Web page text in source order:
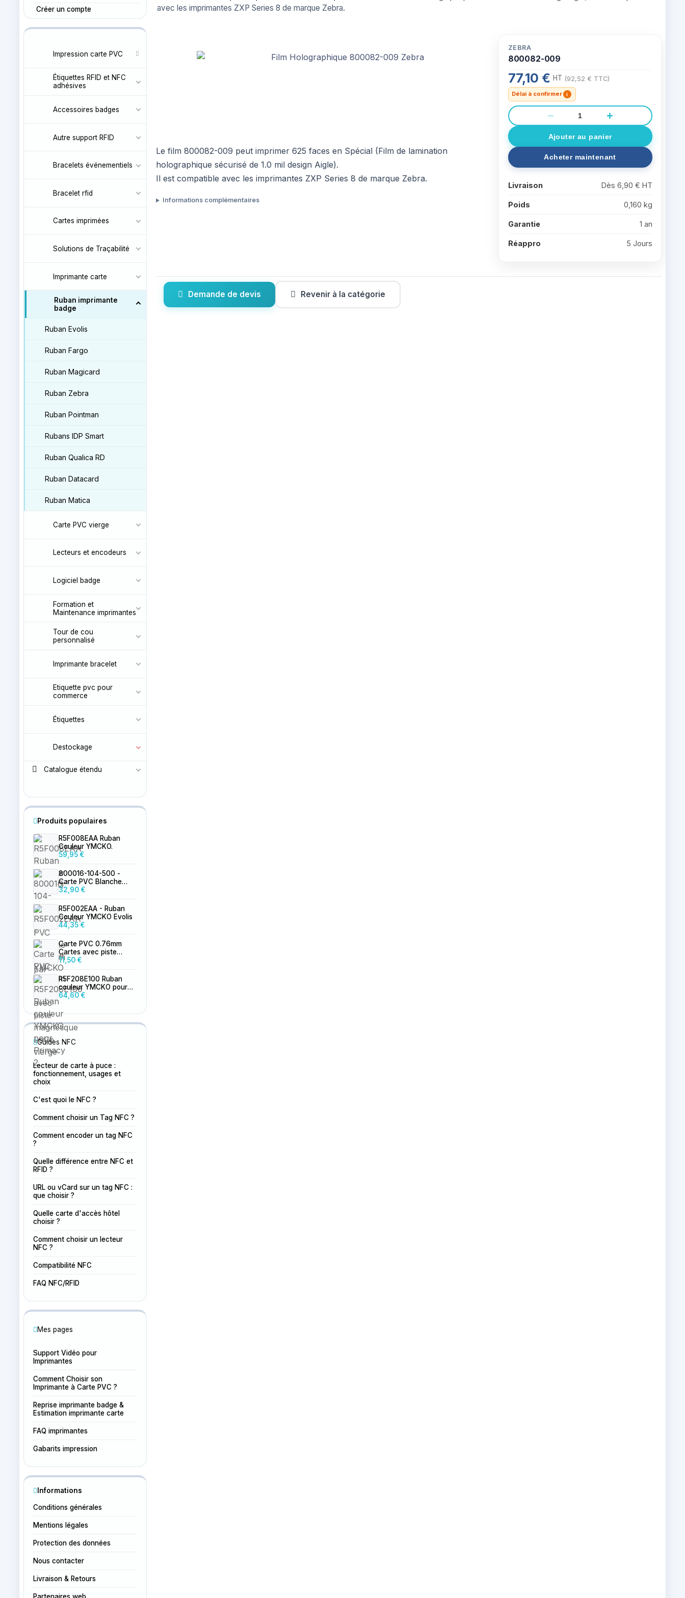
Créer un compte
Impression carte PVC
Étiquettes RFID et NFC
adhésives
Accessoires badges
Autre support RFID
Bracelets événementiels
Bracelet rfid
Cartes imprimées
Solutions de Traçabilité
Imprimante carte
Ruban imprimante
badge
Ruban Evolis
Ruban Fargo
Ruban Magicard
Ruban Zebra
Ruban Pointman
Rubans IDP Smart
Ruban Qualica RD
Ruban Datacard
Ruban Matica
Carte PVC vierge
Lecteurs et encodeurs
Logiciel badge
Formation et
Maintenance imprimantes
Tour de cou
personnalisé
Imprimante bracelet
Etiquette pvc pour
commerce
Étiquettes
Destockage
Catalogue étendu
Produits populaires
R5F008EAA Ruban
Couleur YMCKO.
59,95 €
800016-104-500 -
Carte PVC Blanche
0.76mm par 500
32,90 €
R5F002EAA - Ruban
Couleur YMCKO Evolis
44,35 €
Carte PVC 0.76mm
Cartes avec piste
magnétique LoCo
vierge
11,50 €
R5F208E100 Ruban
couleur YMCKO pour
Primacy 2
64,60 €
Guides NFC
Lecteur de carte à puce :
fonctionnement, usages et
choix
C'est quoi le NFC ?
Comment choisir un Tag NFC ?
Comment encoder un tag NFC
?
Quelle différence entre NFC et
RFID ?
URL ou vCard sur un tag NFC :
que choisir ?
Quelle carte d'accès hôtel
choisir ?
Comment choisir un lecteur
NFC ?
Compatibilité NFC
FAQ NFC/RFID
Mes pages
Support Vidéo pour
Imprimantes
Comment Choisir son
Imprimante à Carte PVC ?
Reprise imprimante badge &
Estimation imprimante carte
FAQ imprimantes
Gabarits impression
Informations
Conditions générales
Mentions légales
Protection des données
Nous contacter
Livraison & Retours
avec les imprimantes ZXP Series 8 de marque Zebra.
ZEBRA
800082-009
77,10 € HT (92,52 € TTC)
Délai à confirmer i
− +
Livraison Dès 6,90 € HT
Poids 0,160 kg
Garantie 1 an
Réappro 5 Jours
Le film 800082-009 peut imprimer 625 faces en Spécial (Film de lamination
holographique sécurisé de 1.0 mil design Aigle).
Il est compatible avec les imprimantes ZXP Series 8 de marque Zebra.
Informations complémentaires
Demande de devis Revenir à la catégorie